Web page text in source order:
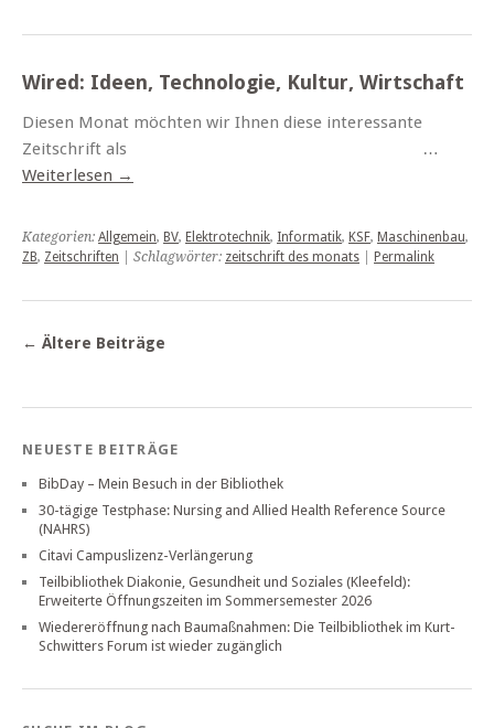
Wired: Ideen, Technologie, Kultur, Wirtschaft
Diesen Monat möchten wir Ihnen diese interessante
Zeitschrift als …
Weiterlesen →
Kategorien: Allgemein, BV, Elektrotechnik, Informatik, KSF, Maschinenbau,
ZB, Zeitschriften | Schlagwörter: zeitschrift des monats Permalink
← Ältere Beiträge
NEUESTE BEITRÄGE
BibDay – Mein Besuch in der Bibliothek
30-tägige Testphase: Nursing and Allied Health Reference Source
(NAHRS)
Citavi Campuslizenz-Verlängerung
Teilbibliothek Diakonie, Gesundheit und Soziales (Kleefeld):
Erweiterte Öffnungszeiten im Sommersemester 2026
Wiedereröffnung nach Baumaßnahmen: Die Teilbibliothek im Kurt-
Schwitters Forum ist wieder zugänglich